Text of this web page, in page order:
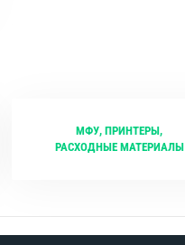
МФУ, ПРИНТЕРЫ,
РАСХОДНЫЕ МАТЕРИАЛЫ